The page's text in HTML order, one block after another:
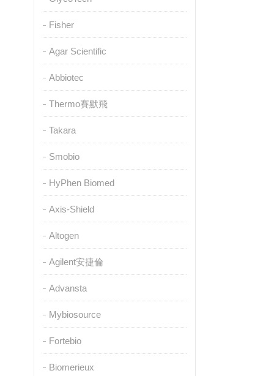
Fisher
Agar Scientific
Abbiotec
Thermo賽默飛
Takara
Smobio
HyPhen Biomed
Axis-Shield
Altogen
Agilent安捷倫
Advansta
Mybiosource
Fortebio
Biomerieux